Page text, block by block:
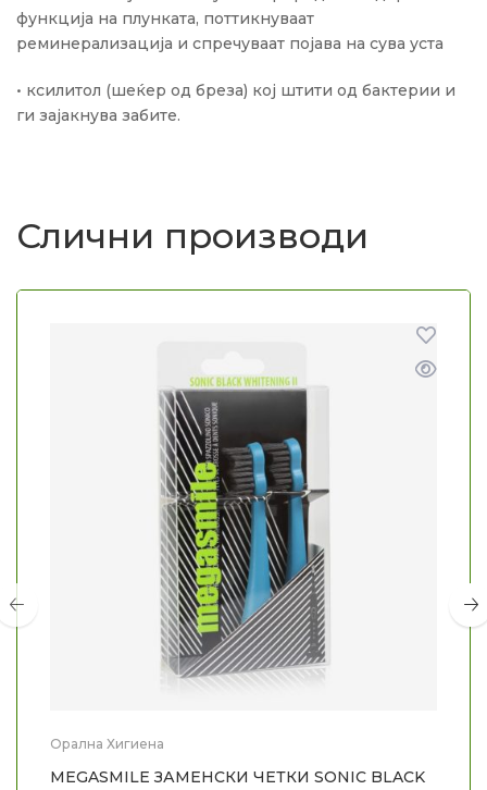
функција на плунката, поттикнуваат
реминерализација и спречуваат појава на сува уста
• ксилитол (шеќер од бреза) кој штити од бактерии и
ги зајакнува забите.
Слични производи
Орална Хигиена
MEGASMILE ЗАМЕНСКИ ЧЕТКИ SONIC BLACK